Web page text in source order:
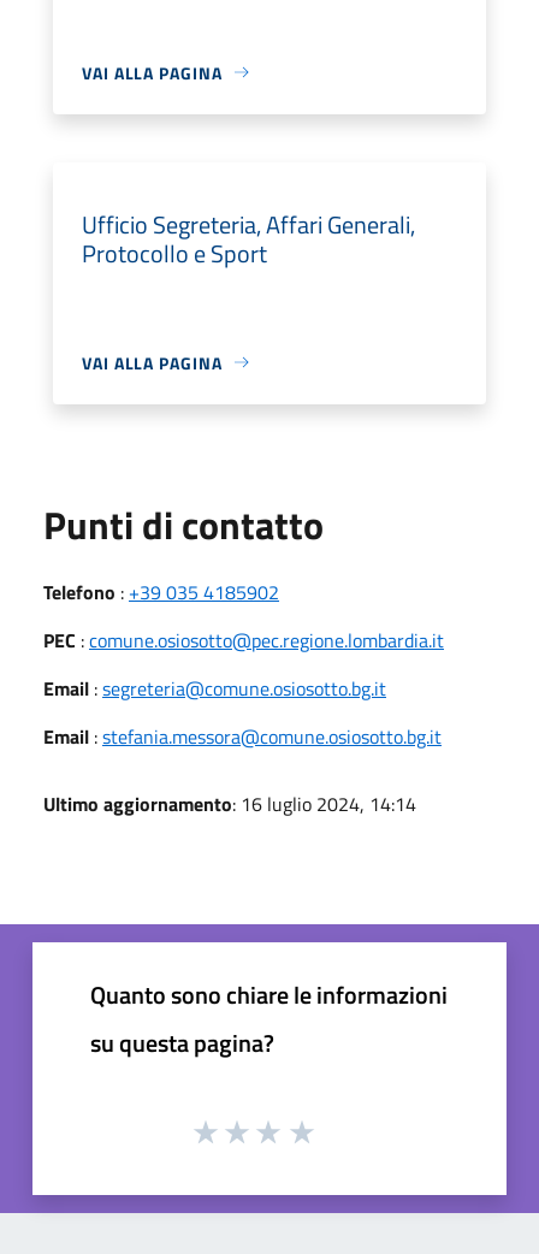
VAI ALLA PAGINA
Ufficio Segreteria, Affari Generali,
Protocollo e Sport
VAI ALLA PAGINA
Punti di contatto
Telefono : +39 035 4185902
PEC :comune.osiosotto@pec.regione.lombardia.it
Email :segreteria@comune.osiosotto.bg.it
Email :stefania.messora@comune.osiosotto.bg.it
Ultimo aggiornamento: 16 luglio 2024, 14:14
Quanto sono chiare le informazioni
su questa pagina?